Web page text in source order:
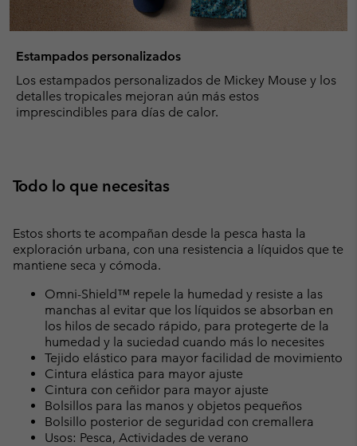
Estampados personalizados
Los estampados personalizados de Mickey Mouse y los
detalles tropicales mejoran aún más estos
imprescindibles para días de calor.
Todo lo que necesitas
Estos shorts te acompañan desde la pesca hasta la
exploración urbana, con una resistencia a líquidos que te
mantiene seca y cómoda.
Omni-Shield™ repele la humedad y resiste a las
manchas al evitar que los líquidos se absorban en
los hilos de secado rápido, para protegerte de la
humedad y la suciedad cuando más lo necesites
Tejido elástico para mayor facilidad de movimiento
Cintura elástica para mayor ajuste
Cintura con ceñidor para mayor ajuste
Bolsillos para las manos y objetos pequeños
Bolsillo posterior de seguridad con cremallera
Usos: Pesca, Actividades de verano